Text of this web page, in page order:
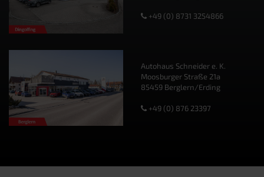
+49 (0) 8731 3254866
Autohaus Schneider e. K.
Moosburger Straße 21a
85459 Berglern/Erding
+49 (0) 876 23397